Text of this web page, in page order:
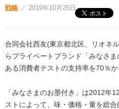
戦略 ／ 2019年10月25日
合同会社西友(東京都北区、リオネ
らプライベートブランド「みなさ
ある消費者テストの支持率を70％か
「みなさまのお墨付き」は2012年
ストによって、味・価格・量を総